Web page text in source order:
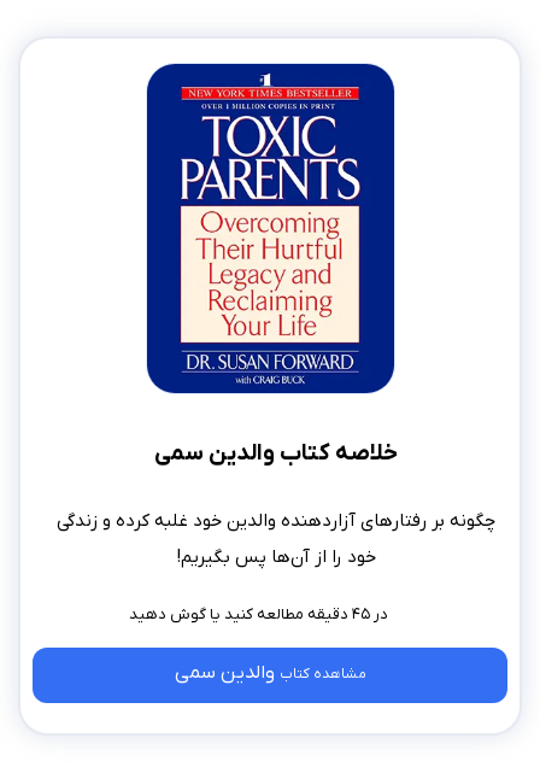
خلاصه کتاب والدین سمی
چگونه بر رفتارهای آزاردهنده والدین خود غلبه کرده و زندگی
خود را از آن‌ها پس بگیریم!
در ۴۵ دقیقه مطالعه کنید
مشاهده کتاب والدین سمی